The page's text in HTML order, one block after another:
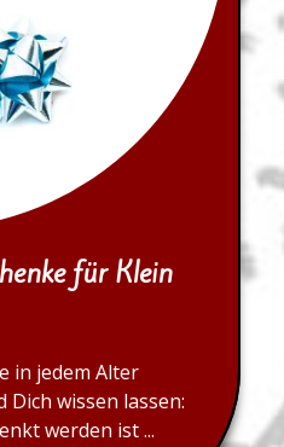
für Klein
in jedem Alter
Dich wissen lassen:
werden ist ...